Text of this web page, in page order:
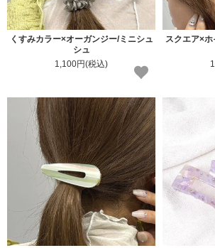
くすみカラー×オーガンジー/ミニシュ
シュ
1,100円(税込)
スクエア×